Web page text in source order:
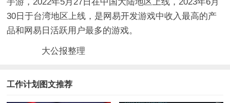
手游，2022年5月27日在中国大陆地区上线，2023年6月
30日于台湾地区上线，是网易开发游戏中收入最高的产
品和网易日活跃用户最多的游戏。
大公报整理
工作计划图文推荐